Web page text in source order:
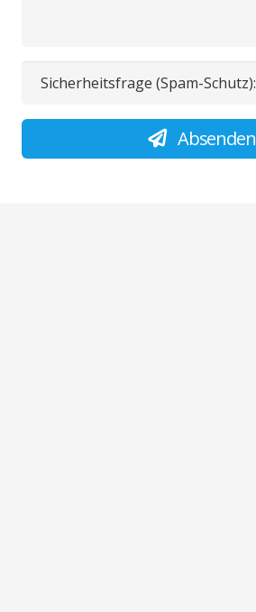
Sicherheitsfrage (Spam-Schutz):
Absenden